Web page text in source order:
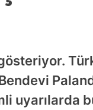
uyarılarda